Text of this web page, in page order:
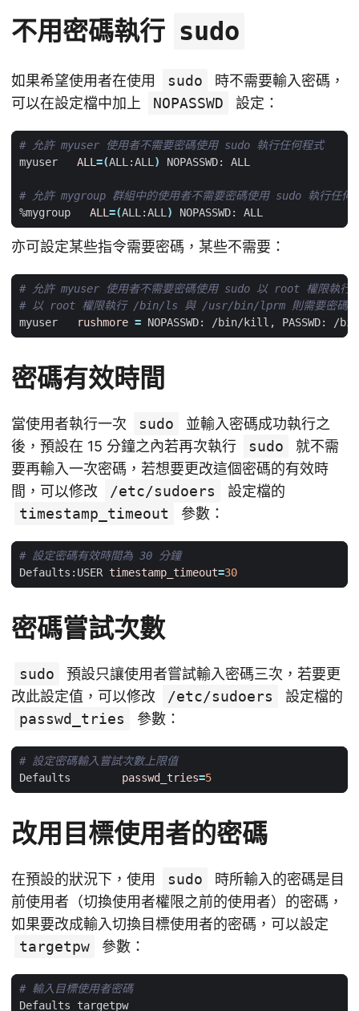
不用密碼執行 sudo
如果希望使用者在使用 sudo
時不需要輸入密碼，
可以在設定檔中加上
NOPASSWD 設定：
# 允許 myuser 使用者不需要密碼使用 sudo 執行任何程式
myuser ALL=(ALL:ALL)
# 允許 mygroup 群組中的使用者不需要密碼使用 sudo 執行任何
%mygroup ALL=(ALL:ALL)
亦可設定某些指令需要密碼，某些不需要：
# 允許 myuser 使用者不需要密碼使用 sudo 以 root 權限
# 以 root 權限執行 /bin/ls 與 /usr/bin/lprm 則需要密碼
myuser
rushmore =
密碼有效時間
當使用者執行一次 sudo
並輸入密碼成功執行之
後，預設在 15 分鐘之內若再次執行
sudo
就不需
要再輸入一次密碼，若想要更改這個密碼的有效時
間，可以修改
/etc/sudoers
設定檔的
timestamp_timeout
參數：
# 設定密碼有效時間為 30 分鐘
Defaults:USER timestamp_timeout=30
密碼嘗試次數
sudo
預設只讓使用者嘗試輸入密碼三次，若要更
改此設定值，可以修改
/etc/sudoers
設定檔的
passwd_tries
參數：
# 設定密碼輸入嘗試次數上限值
Defaults passwd_tries=5
改用目標使用者的密碼
在預設的狀況下，使用 sudo
時所輸入的密碼是目
前使用者（切換使用者權限之前的使用者）的密碼，
如果要改成輸入切換目標使用者的密碼，可以設定
targetpw
參數：
# 輸入目標使用者密碼